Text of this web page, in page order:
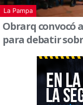
La Pampa
Obrarq convocó
para debatir